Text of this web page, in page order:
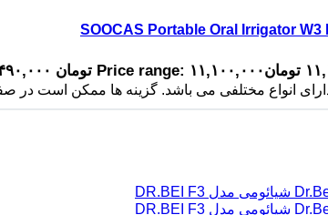
تومانPrice range: ۱۱,۱۰۰,۰۰۰ تومان through ۱۲,۴۹۰,۰۰۰ تومان
انواع مختلفی می باشد. گزینه ها ممکن است در